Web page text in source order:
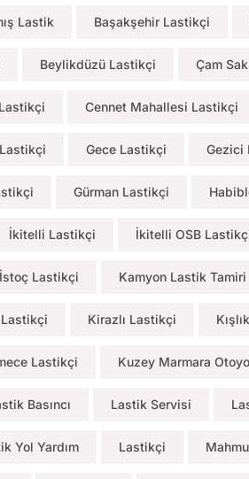
Lastik Başakşehir Lastikçi
Beylikdüzü Lastikçi Çam
Cennet Mahallesi Lastikçi
Gece Lastikçi Gezici
Gürman Lastikçi
İkitelli Lastikçi İkitelli OSB
İstoç Lastikçi Kamyon Lastik Tamiri
Kirazlı Lastikçi
Lastikçi Kuzey Marmara
Basıncı Lastik Servisi
Yol Yardım Lastikçi